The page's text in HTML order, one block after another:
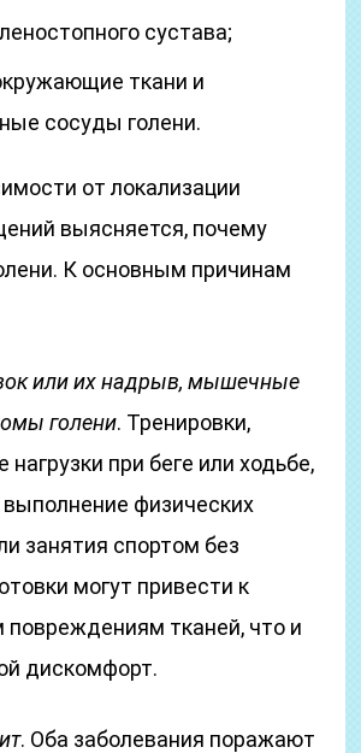
сустава;
ткани и
сосуды голени.
от локализации
выясняется, почему
К основным причинам
или их надрыв, мышечные
голени. Тренировки,
при беге или ходьбе,
физических
занятия спортом без
могут привести к
повреждениям тканей, что и
дискомфорт.
. Оба заболевания поражают